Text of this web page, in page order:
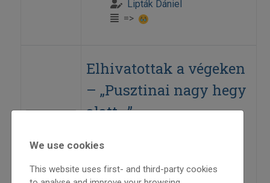
Lipták Dániel
=>
Elhivatottak a végeken
– „Pusztinai nagy hegy
alatt...”
Nyisztor Tinka küzdelmei – II. rész
2014
We use cookies
This website uses first- and third-party cookies